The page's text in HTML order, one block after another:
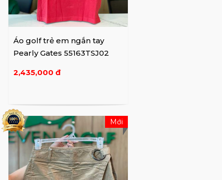
Áo golf trẻ em ngắn tay
Pearly Gates 55163TSJ02
2,435,000 đ
Mới